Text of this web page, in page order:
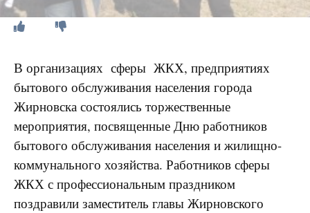
В организациях сферы ЖКХ, предприятиях
бытового обслуживания населения города
Жирновска состоялись торжественные
мероприятия, посвященные Дню работников
бытового обслуживания населения и жилищно-
коммунального хозяйства. Работников сферы
ЖКХ с профессиональным праздником
поздравили заместитель главы Жирновского